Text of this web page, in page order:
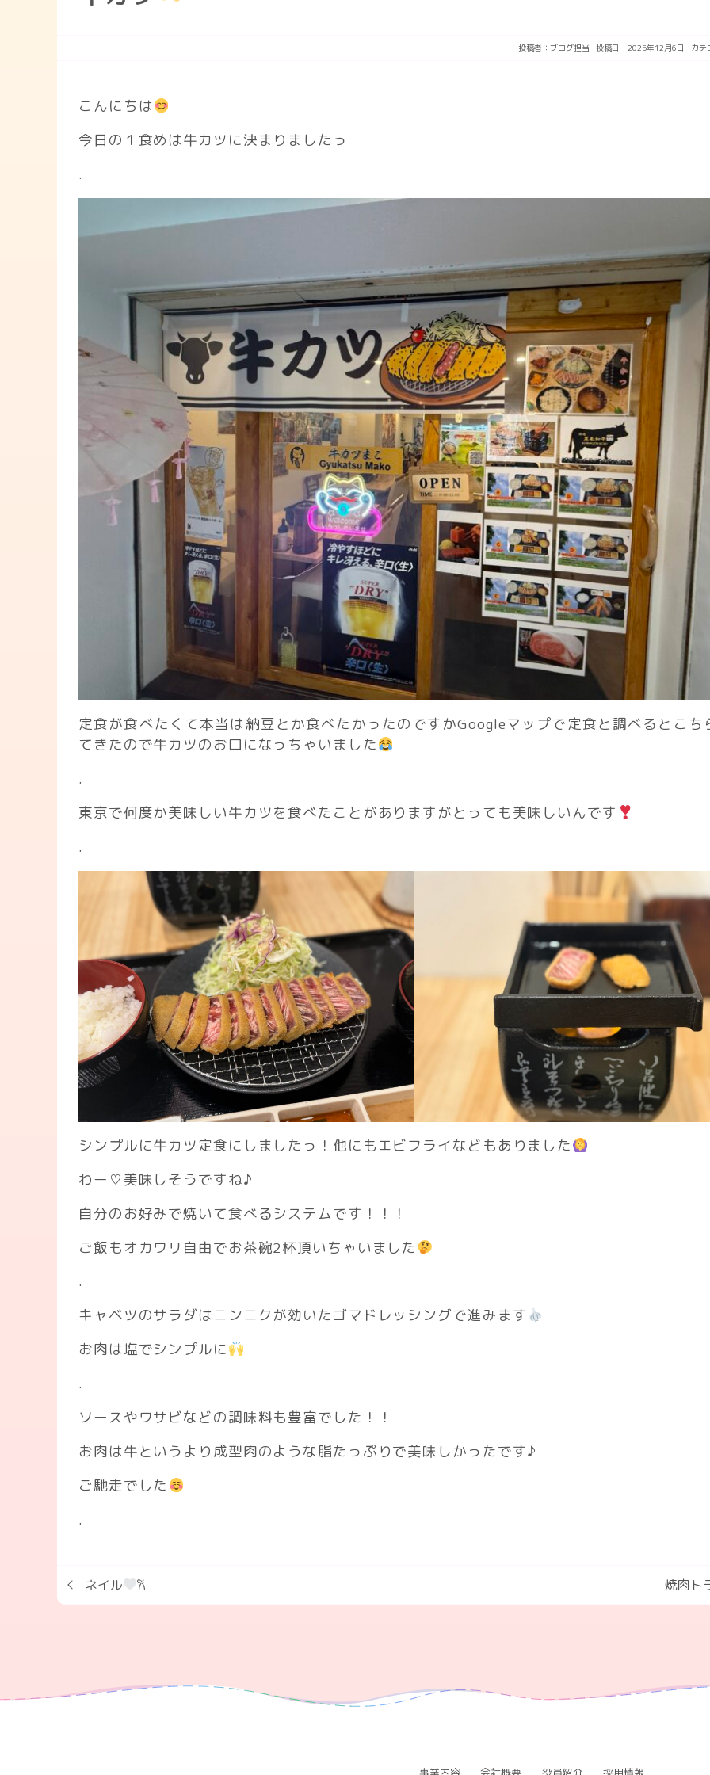
投稿者： ブログ担当 投稿日：2025年12月6日 カテ
こんにちは
今日の１食めは牛カツに決まりましたっ
.
定食が食べたくて本当は納豆とか食べたかったのですかGoogleマップで定食と調べるとこち
てきたので牛カツのお口になっちゃいました
.
東京で何度か美味しい牛カツを食べたことがありますがとっても美味しいんです
.
シンプルに牛カツ定食にしましたっ！他にもエビフライなどもありました
わー♡美味しそうですね♪
自分のお好みで焼いて食べるシステムです！！！
ご飯もオカワリ自由でお茶碗2杯頂いちゃいました
.
キャベツのサラダはニンニクが効いたゴマドレッシングで進みます
お肉は塩でシンプルに
.
ソースやワサビなどの調味料も豊富でした！！
お肉は牛というより成型肉のような脂たっぷりで美味しかったです♪
ご馳走でした
.
ネイル 𐙚 焼肉ト